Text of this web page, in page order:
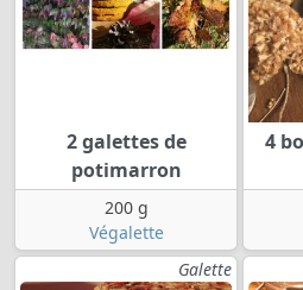
2 galettes de
potimarron
200 g
Végalette
4
Galette